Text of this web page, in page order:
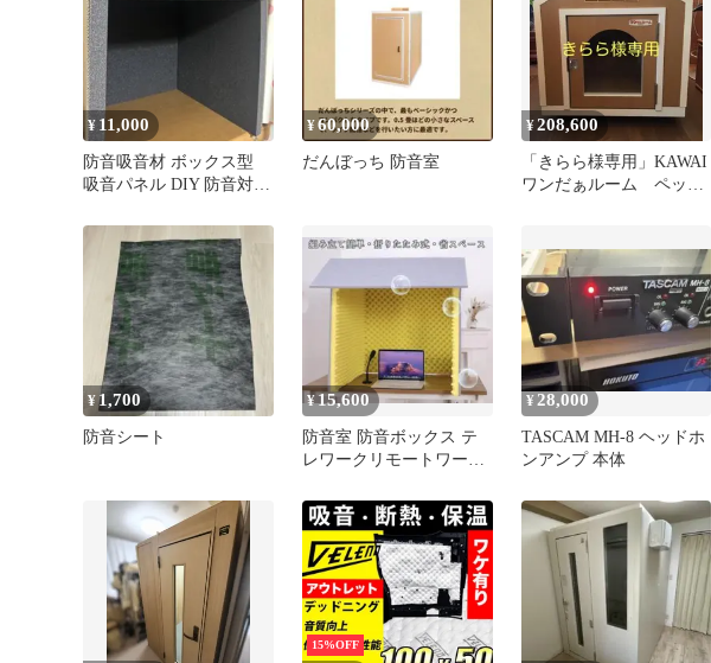
¥ 11,000
防音吸音材 ボックス型
吸音パネル DIY 防音対策
¥60,000
だんぼっち 防音室
¥208,600
「きらら様専用」KAWAI
ワンだぁルーム ペット
¥1,700
防音シート
¥15,600
防音室 防音ボックス テ
レワークリモートワーク
ブース
¥ 28,000
TASCAM MH-8 ヘッドホ
ンアンプ 本体
15%OFF